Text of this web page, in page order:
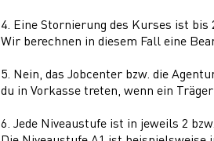
4. Eine Stornierung des Kurses ist bis
Wir berechnen in diesem Fall eine
5. Nein, das Jobcenter bzw. die
du in Vorkasse treten, wenn ein
6. Jede Niveaustufe ist in jeweils 2